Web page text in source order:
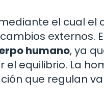
el cual
externos.
humano, ya
equilibrio. La
que regulan